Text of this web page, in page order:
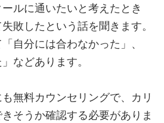
ルに通いたいと考えたとき
敗したという話を聞きます。
自分には合わなかった」、
などあります。
無料カウンセリングで、カリ
そうか確認する必要がありま